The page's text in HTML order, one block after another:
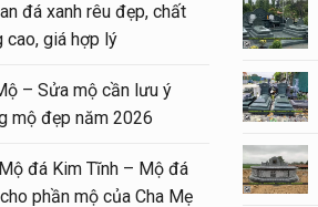
Lan can đá xanh rêu đẹp, chất
lượng cao, giá hợp lý
Xây Mộ – Sửa mộ cần lưu ý
hướng mộ đẹp năm 2026
Mẫu Mộ đá Kim Tĩnh – Mộ đá
quây cho phần mộ của Cha Mẹ